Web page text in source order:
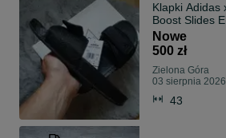
Klapki Adidas
Boost Slides
Black
Nowe
500 zł
Zielona Góra
03 sierpnia 2026
43